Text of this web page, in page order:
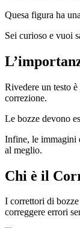
Quesa figura ha
Sei curioso e vuoi
Rivedere un testo
correzione.
Le bozze devono
Infine, le immagini
al meglio.
Chi è il
I correttori di
correggere errori